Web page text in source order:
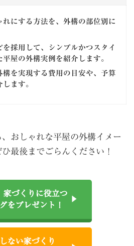
にする方法を、外構の部位別に
を採用して、シンプルかつスタイ
屋の外構実例を紹介します。
構を実現する費用の目安や、予算
ます。
おしゃれな平屋の外構イメー
最後までごらんください！
家づくりに役立つ
をプレゼント！
ない家づくり